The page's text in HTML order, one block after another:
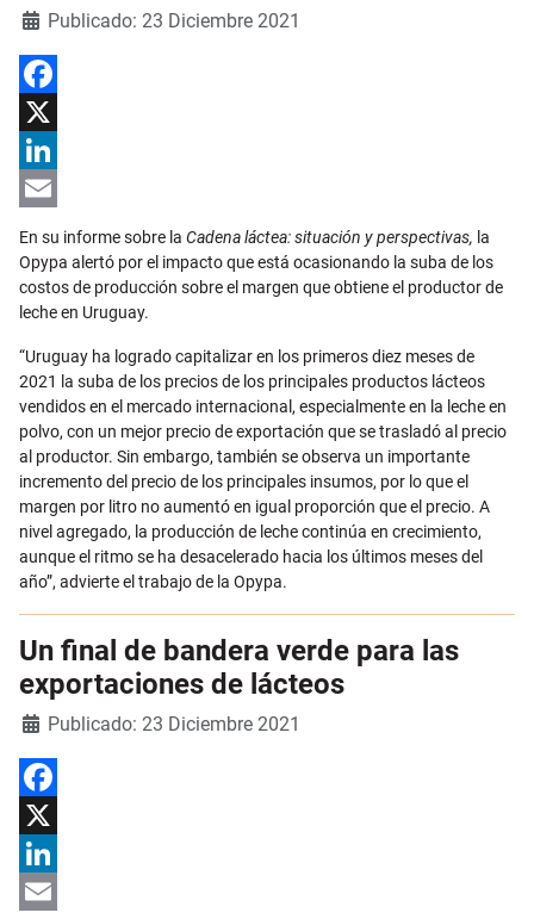
DetallesPublicado: 23 Diciembre 2021
Facebook
X
LinkedIn
Email
En su informe sobre la Cadena láctea: situación y perspectivas, la
Opypa alertó por el impacto que está ocasionando la suba de los
costos de producción sobre el margen que obtiene el productor de
leche en Uruguay.
“Uruguay ha logrado capitalizar en los primeros diez meses de
2021 la suba de los precios de los principales productos lácteos
vendidos en el mercado internacional, especialmente en la leche en
polvo, con un mejor precio de exportación que se trasladó al precio
al productor. Sin embargo, también se observa un importante
incremento del precio de los principales insumos, por lo que el
margen por litro no aumentó en igual proporción que el precio. A
nivel agregado, la producción de leche continúa en crecimiento,
aunque el ritmo se ha desacelerado hacia los últimos meses del
año”, advierte el trabajo de la Opypa.
Un final de bandera verde para las
exportaciones de lácteos
DetallesPublicado: 23 Diciembre 2021
Facebook
X
LinkedIn